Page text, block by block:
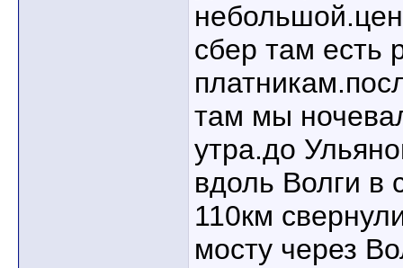
сбер там есть
там мы
утра.до
вдоль Волги в
110км
мосту через